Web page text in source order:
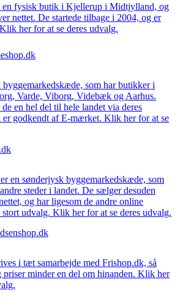
en fysisk butik i Kjellerup i Midtjylland, og
nettet. De startede tilbage i 2004, og er
her for at se deres udvalg.
byggemarkedskæde, som har butikker i
Varde, Viborg, Videbæk og Aarhus.
en hel del til hele landet via deres
er godkendt af E-mærket. Klik her for at se
en sønderjysk byggemarkedskæde, som
steder i landet. De sælger desuden
og har ligesom de andre online
stort udvalg. Klik her for at se deres udvalg.
i tæt samarbejde med Frishop.dk, så
priser minder en del om hinanden. Klik her